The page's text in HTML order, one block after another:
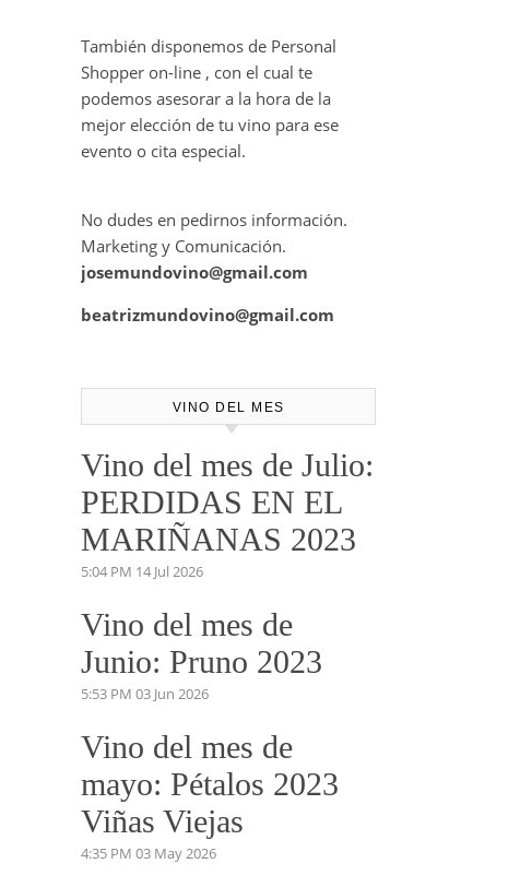
También disponemos de Personal
Shopper on-line , con el cual te
podemos asesorar a la hora de la
mejor elección de tu vino para ese
evento o cita especial.
No dudes en pedirnos información.
Marketing y Comunicación.
josemundovino@gmail.com
beatrizmundovino@gmail.com
VINO DEL MES
Vino del mes de Julio:
PERDIDAS EN EL
MARIÑANAS 2023
5:04 PM 14 Jul 2026
Vino del mes de
Junio: Pruno 2023
5:53 PM 03 Jun 2026
Vino del mes de
mayo: Pétalos 2023
Viñas Viejas
4:35 PM 03 May 2026